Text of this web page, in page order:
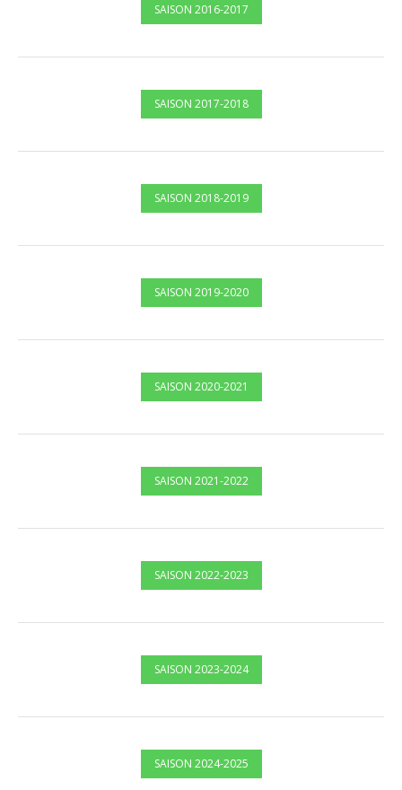
SAISON 2016-2017
SAISON 2017-2018
SAISON 2018-2019
SAISON 2019-2020
SAISON 2020-2021
SAISON 2021-2022
SAISON 2022-2023
SAISON 2023-2024
SAISON 2024-2025